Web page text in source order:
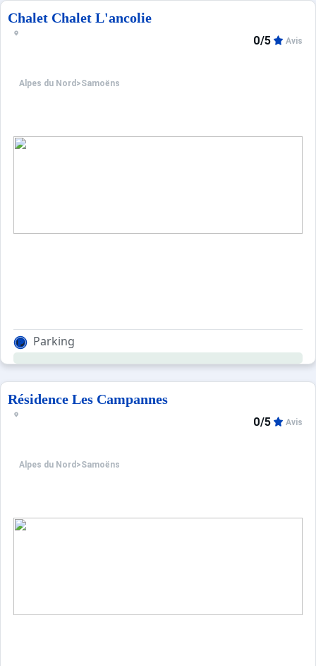
Chalet Chalet L'ancolie
Alpes du Nord >Samoëns
0/5 Avis
Parking
Résidence Les Campannes
Alpes du Nord >Samoëns
0/5 Avis